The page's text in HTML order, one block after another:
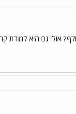
אולי גם היא למודת